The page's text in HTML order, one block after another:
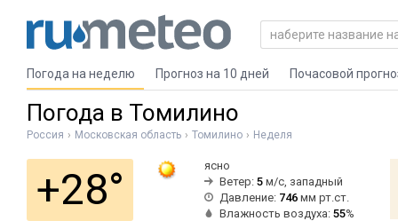
Погода на неделю Прогноз на 10 дней Почасовой
Погода в Томилино
Россия Московская область Томилино Неделя
+28°
ясно
Ветер: 5 м/с, западный
Давление: 746 мм рт.ст.
Влажность воздуха: 55%